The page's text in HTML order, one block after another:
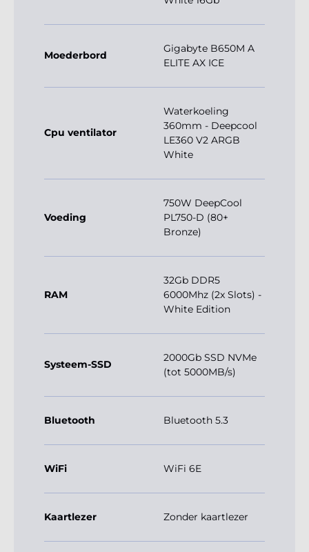
Moederbord
Gigabyte B650M A
ELITE AX ICE
Cpu ventilator
Waterkoeling
360mm - Deepcool
LE360 V2 ARGB
White
Voeding
750W DeepCool
PL750-D (80+
Bronze)
RAM
32Gb DDR5
6000Mhz (2x Slots) -
White Edition
Systeem-SSD
2000Gb SSD NVMe
(tot 5000MB/s)
Bluetooth Bluetooth 5.3
WiFi WiFi 6E
Kaartlezer Zonder kaartlezer